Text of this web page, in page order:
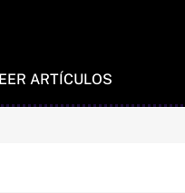
ARTÍCULOS